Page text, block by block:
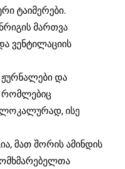
ტაიმერები.
მართვა
ვენტილაციის
ჟურნალები და
რომლებიც
ისე
მათ შორის ამინდის